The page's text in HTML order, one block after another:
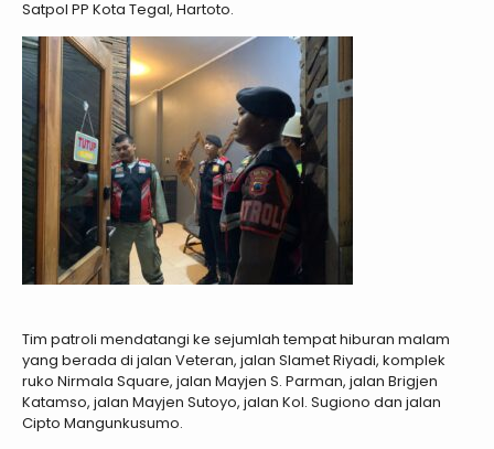
Satpol PP Kota Tegal, Hartoto.
Tim patroli mendatangi ke sejumlah tempat hiburan malam
yang berada di jalan Veteran, jalan Slamet Riyadi, komplek
ruko Nirmala Square, jalan Mayjen S. Parman, jalan Brigjen
Katamso, jalan Mayjen Sutoyo, jalan Kol. Sugiono dan jalan
Cipto Mangunkusumo.